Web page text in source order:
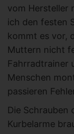
vom Hersteller
ich den festen
kommt es vor,
Muttern nicht
Fahrradtrainer
Menschen
passieren
Die Schrauben
Kurbelarme